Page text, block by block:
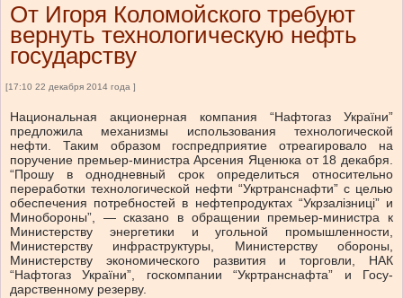
От Игоря Коломойского требуют
вернуть технологическую нефть
государству
[17:10 22 декабря 2014 года ]
Национальная акционерная компания “Нафтогаз України”
предложила механизмы использования технологической
нефти. Таким образом госпредприятие отреагировало на
поручение премьер-министра Арсения Яценюка от 18 декабря.
“Прошу в однодневный срок определиться относительно
переработки технологической нефти “Укртранснафти” с целью
обеспечения потребностей в нефтепродуктах “Укрзалізниці” и
Минобороны”, — сказано в обращении премьер-ми­­­­нистра к
Министерству энер­­­­­гетики и угольной промыш­ленности,
Министерству инфраструктуры, Министерству обо­­­­­­роны,
Министерству экономи­че­­ского развития и торговли, НАК
“Нафтогаз України”, гос­ком­­пании “Укртранснафта” и Госу­
дарственному резерву.